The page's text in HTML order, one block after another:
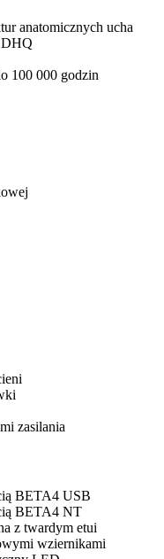
anatomicznych ucha
100 000 godzin
zasilania
BETA4 USB
BETA4 NT
z twardym etui
wziernikami